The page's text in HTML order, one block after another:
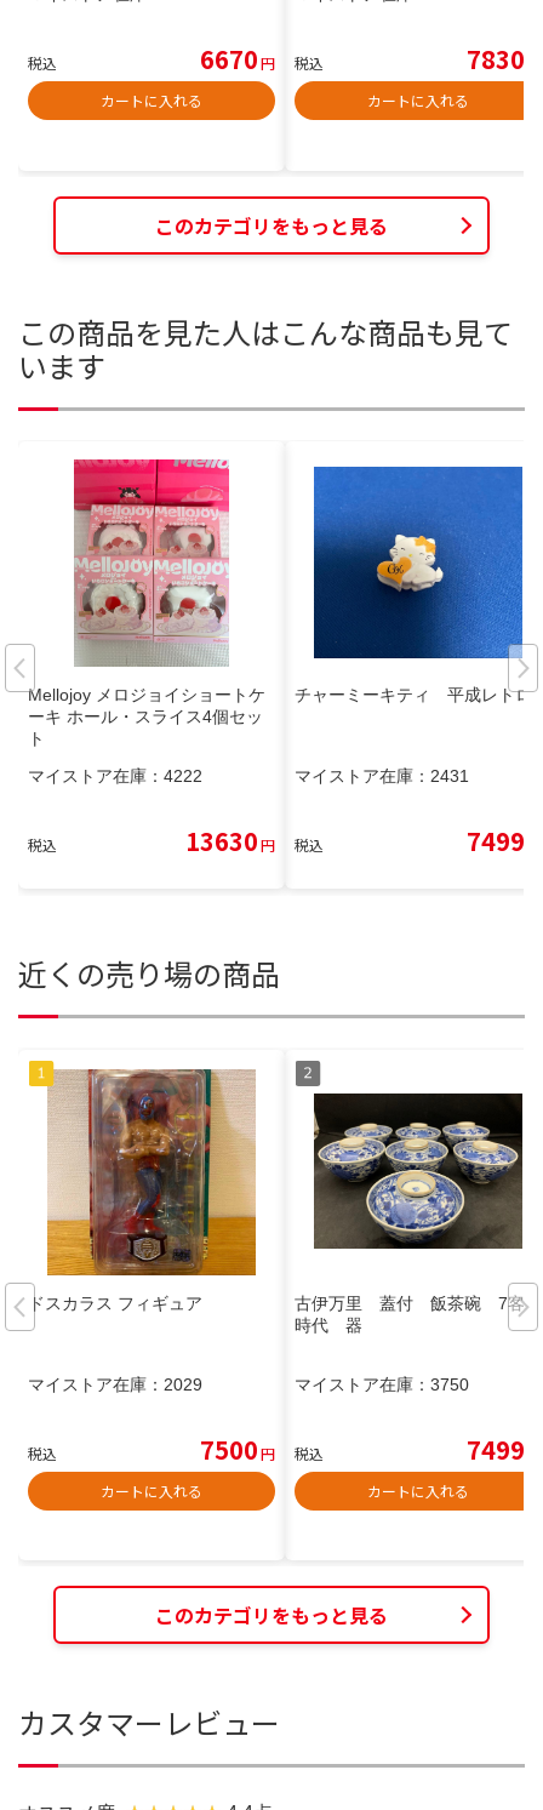
税込 6670円
カートに入れる
税込 7830
カートに入れる
このカテゴリをもっと見る
この商品を見た人はこんな商品も見て
います
Mellojoy メロジョイショートケ
ーキ ホール・スライス4個セッ
ト
マイストア在庫： 4222
税込 13630円
チャーミーキティ 平成レトロ
マイストア在庫： 2431
税込 7499
近くの売り場の商品
ドスカラス フィギュア
マイストア在庫： 2029
税込 7500円
カートに入れる
古伊万里 蓋付 飯茶碗 7客
時代 器
マイストア在庫： 3750
税込 7499
カートに入れる
このカテゴリをもっと見る
カスタマーレビュー